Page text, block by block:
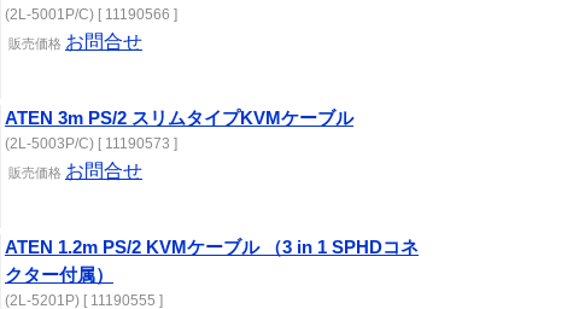
(2L-5001P/C) [ 11190566 ]
販売価格 お問合せ
ATEN 3m PS/2 スリムタイプKVMケーブル
(2L-5003P/C) [ 11190573 ]
販売価格 お問合せ
ATEN 1.2m PS/2 KVMケーブル （3 in 1 SPHDコネ
クター付属）
(2L-5201P) [ 11190555 ]